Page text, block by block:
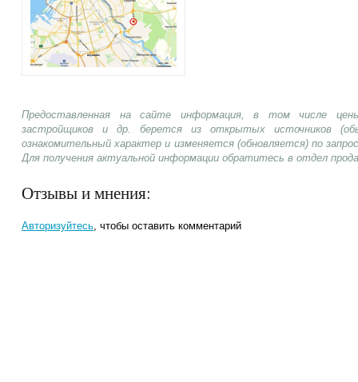
Предоставленная на сайте информация, в том числе
застройщиков и др. берется из открытых источников
ознакомительный характер и изменяется (обновляется) по
Для получения актуальной информации обратитесь в отдел
Отзывы и мнения:
Авторизуйтесь, чтобы оставить комментарий